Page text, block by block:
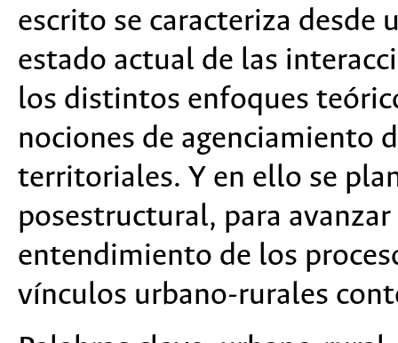
escrito se caracteriza desde
estado actual de las
los distintos enfoques
nociones de agenciamiento
territoriales. Y en ello se
posestructural, para
entendimiento de los
vínculos urbano-rurales